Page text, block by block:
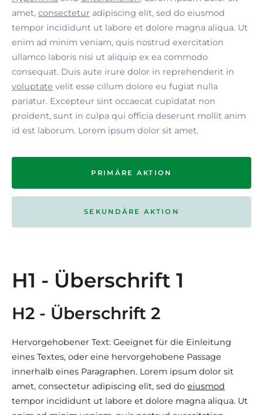
amet, consectetur adipiscing elit, sed do eiusmod
tempor incididunt ut labore et dolore magna aliqua. Ut
enim ad minim veniam, quis nostrud exercitation
ullamco laboris nisi ut aliquip ex ea commodo
consequat. Duis aute irure dolor in reprehenderit in
voluptate velit esse cillum dolore eu fugiat nulla
pariatur. Excepteur sint occaecat cupidatat non
proident, sunt in culpa qui officia deserunt mollit anim
id est laborum. Lorem ipsum dolor sit amet.
PRIMÄRE AKTION
SEKUNDÄRE AKTION
H1 - Überschrift 1
H2 - Überschrift 2
Hervorgehobener Text: Geeignet für die Einleitung
eines Textes, oder eine hervorgehobene Passage
innerhalb eines Paragraphen. Lorem ipsum dolor sit
amet, consectetur adipiscing elit, sed do eiusmod
tempor incididunt ut labore et dolore magna aliqua. Ut